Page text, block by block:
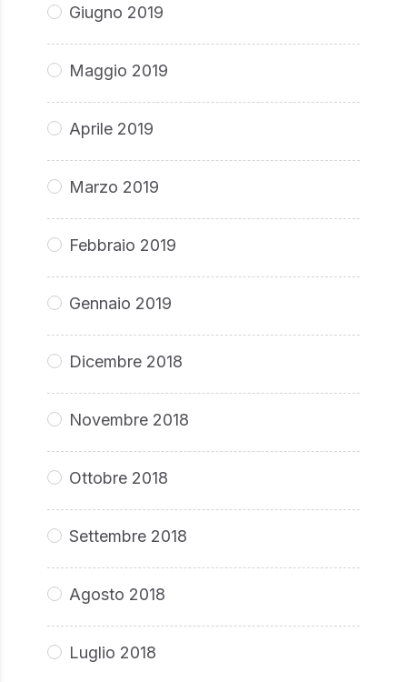
Giugno 2019
Maggio 2019
Aprile 2019
Marzo 2019
Febbraio 2019
Gennaio 2019
Dicembre 2018
Novembre 2018
Ottobre 2018
Settembre 2018
Agosto 2018
Luglio 2018